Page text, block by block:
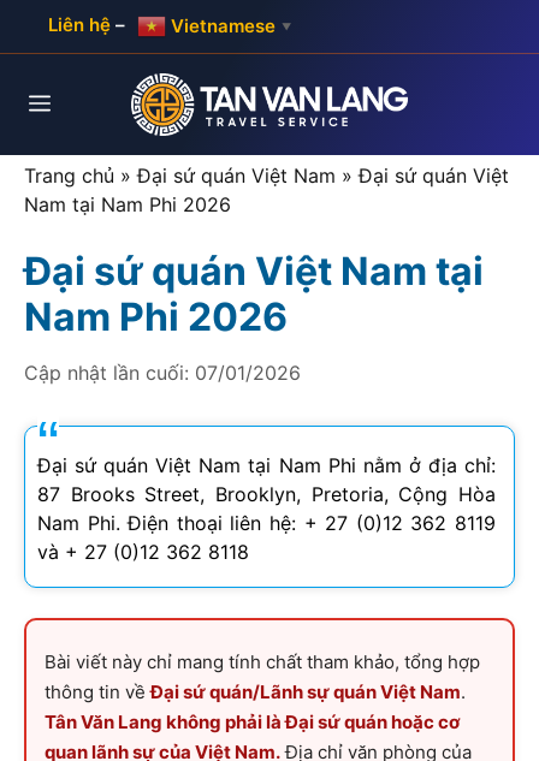
Liên hệ – Vietnamese ▼
Menu
Trang chủ »Đại sứ quán Việt Nam »Đại sứ quán Việt
Nam tại Nam Phi 2026
Đại sứ quán Việt Nam tại
Nam Phi 2026
Cập nhật lần cuối: 07/01/2026
Đại sứ quán Việt Nam tại Nam Phi nằm ở địa chỉ:
87 Brooks Street, Brooklyn, Pretoria, Cộng Hòa
Nam Phi. Điện thoại liên hệ: + 27 (0)12 362 8119
và + 27 (0)12 362 8118
Bài viết này chỉ mang tính chất tham khảo, tổng hợp
thông tin vềĐại sứ quán/Lãnh sự quán Việt Nam.
Tân Văn Lang không phải là Đại sứ quán hoặc cơ
quan lãnh sự của Việt Nam.Địa chỉ văn phòng của